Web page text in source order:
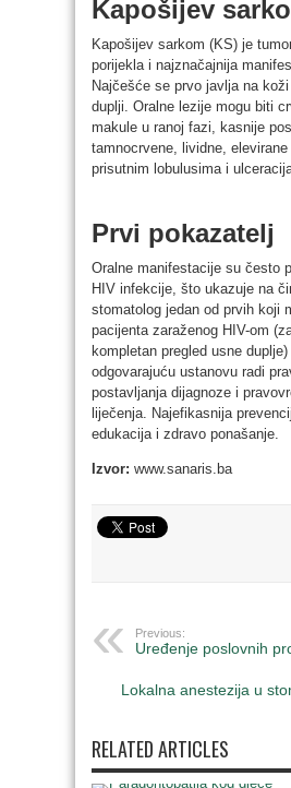
Kapošijev
Kapošijev sarkom (KS) je
porijekla i najznačajnija
Najčešće se prvo javlja na
duplji. Oralne lezije mogu biti
makule u ranoj fazi, kasnije
tamnocrvene, lividne,
prisutnim lobulusima i
Prvi pokazatelj
Oralne manifestacije su često
HIV infekcije, što ukazuje na
stomatolog jedan od prvih koji
pacijenta zaraženog HIV-om
kompletan pregled usne
odgovarajuću ustanovu radi
postavljanja dijagnoze i
liječenja. Najefikasnija
edukacija i zdravo ponašanje.
Izvor: www.sanaris.ba
Previous:
Uređenje poslovnih
Lokalna anestezija u
RELATED ARTICLES